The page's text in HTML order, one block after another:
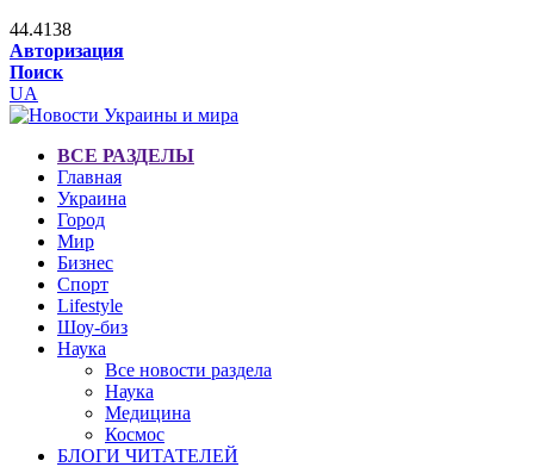
44.4138
Авторизация
Поиск
UA
ВСЕ РАЗДЕЛЫ
Главная
Украина
Город
Мир
Бизнес
Спорт
Lifestyle
Шоу-биз
Наука
Все новости раздела
Наука
Медицина
Космос
БЛОГИ ЧИТАТЕЛЕЙ